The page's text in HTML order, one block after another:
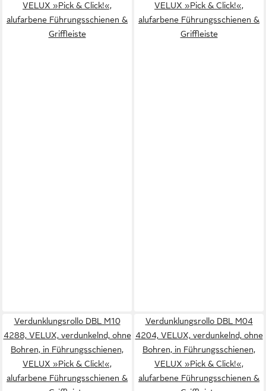
VELUX »Pick & Click!«,
alufarbene Führungsschienen &
Griffleiste
VELUX »Pick & Click!«,
alufarbene Führungsschienen &
Griffleiste
Verdunklungsrollo DBL M10
4288, VELUX, verdunkelnd, ohne
Bohren, in Führungsschienen,
VELUX »Pick & Click!«,
alufarbene Führungsschienen &
Verdunklungsrollo DBL M04
4204, VELUX, verdunkelnd, ohne
Bohren, in Führungsschienen,
VELUX »Pick & Click!«,
alufarbene Führungsschienen &